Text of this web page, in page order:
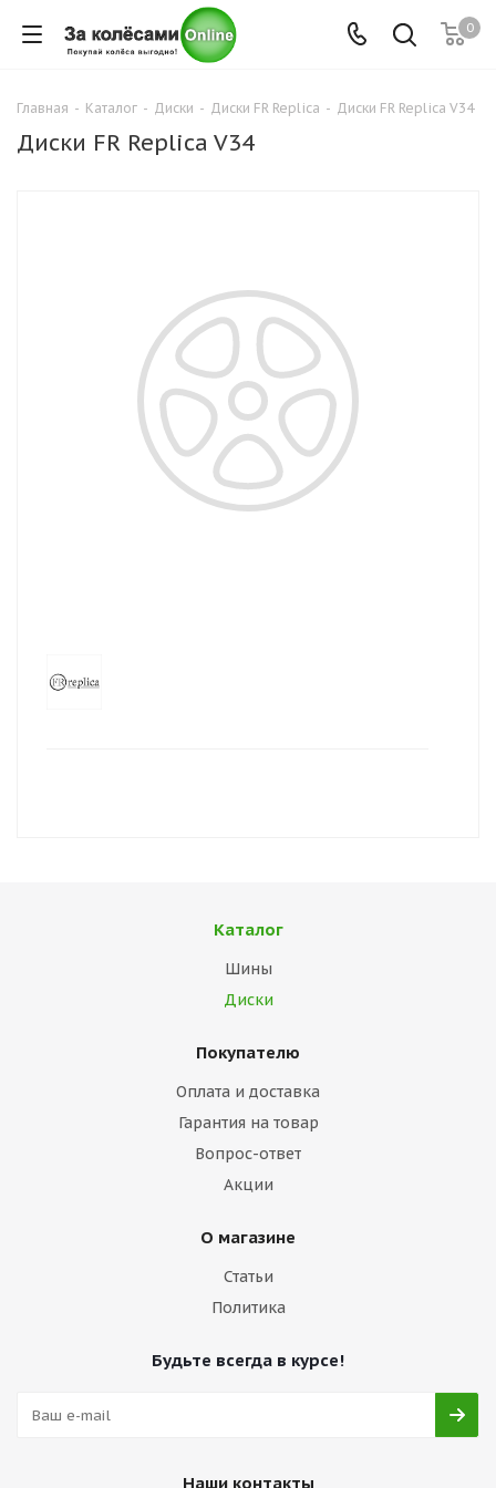
0
Главная - Каталог - Диски - Диски FR Replica - Диски FR Replica V34
Диски FR Replica V34
Каталог
Шины
Диски
Покупателю
Оплата и доставка
Гарантия на товар
Вопрос-ответ
Акции
О магазине
Статьи
Политика
Будьте всегда в курсе!
Наши контакты